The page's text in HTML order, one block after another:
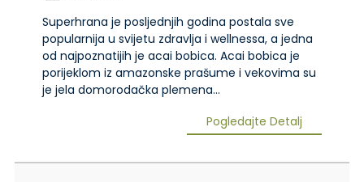
Superhrana je posljednjih godina postala sve
popularnija u svijetu zdravlja i wellnessa, a jedna
od najpoznatijih je acai bobica. Acai bobica je
porijeklom iz amazonske prašume i vekovima su
je jela domorodačka plemena...
Pogledajte Detalj